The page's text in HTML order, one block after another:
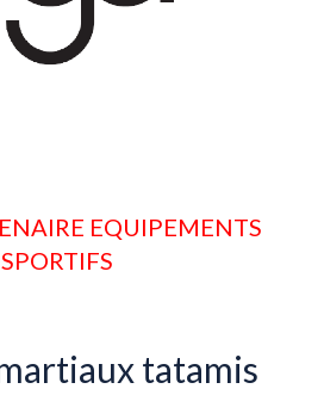
EQUIPEMENTS
SPORTIFS
tatamis